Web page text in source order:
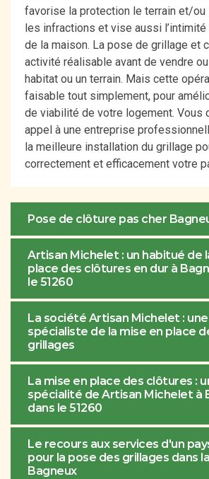
favorise la protection le terrain et/ou
les infractions et vise aussi
de la maison. La pose de grillage et
activité réalisable avant de vendre
habitat ou un terrain. Mais cette
faisable tout simplement, pour
de viabilité de votre logement. Vous
appel à une entreprise
la meilleure installation du grillage
correctement et efficacement votre
Pose de clôture pas cher
Artisan Michelet : un habitué de
place des clôtures en dur à
le 51260
La société Artisan Michelet : une
spécialiste de la mise en place
grillages
La mise en place des clôtures :
spécialité de Artisan Michelet à
dans le 51260
Le recours aux services d'un
pour la pose des grillages dans
Bagneux